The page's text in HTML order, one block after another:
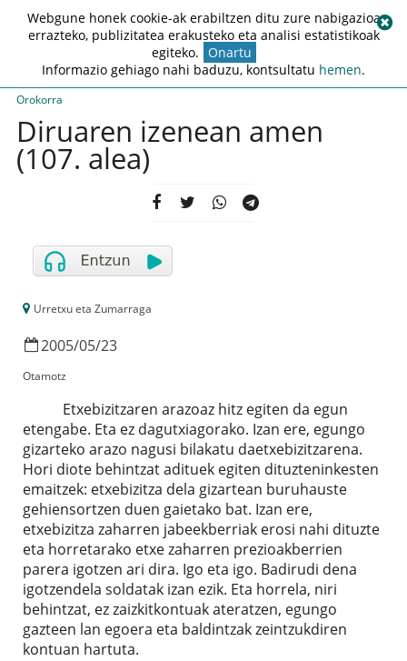
Orokorra
Diruaren izenean amen
(107. alea)
Urretxu eta Zumarraga
2005/05/23
Otamotz
Etxebizitzaren arazoaz hitz egiten da egun
etengabe. Eta ez dagutxiagorako. Izan ere, egungo
gizarteko arazo nagusi bilakatu daetxebizitzarena.
Hori diote behintzat adituek egiten dituzteninkesten
emaitzek: etxebizitza dela gizartean buruhauste
gehiensortzen duen gaietako bat. Izan ere,
etxebizitza zaharren jabeekberriak erosi nahi dituzte
eta horretarako etxe zaharren prezioakberrien
parera igotzen ari dira. Igo eta igo. Badirudi dena
igotzendela soldatak izan ezik. Eta horrela, niri
behintzat, ez zaizkitkontuak ateratzen, egungo
gazteen lan egoera eta baldintzak zeintzukdiren
kontuan hartuta.
Webgune honek cookie-ak erabiltzen ditu zure nabigazioa
errazteko, publizitatea erakusteko eta analisi estatistikoak
egiteko. Onartu
Informazio gehiago nahi baduzu, kontsultatu hemen.